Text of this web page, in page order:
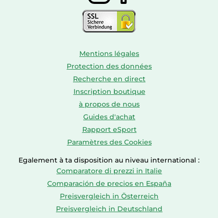
Mentions légales
Protection des données
Recherche en direct
Inscription boutique
à propos de nous
Guides d'achat
Rapport eSport
Paramètres des Cookies
Egalement à ta disposition au niveau international :
Comparatore di prezzi in Italie
Comparación de precios en España
Preisvergleich in Österreich
Preisvergleich in Deutschland